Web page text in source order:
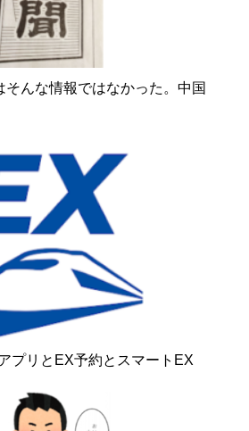
そんな情報ではなかった。中国
プリとEX予約とスマートEX